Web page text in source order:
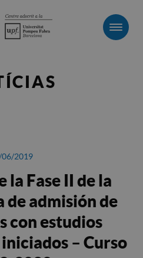
06/2019
la Fase II de la
de admisión de
con estudios
– Curso